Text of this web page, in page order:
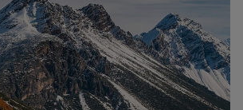
dočítaš o nasledovných oblas...